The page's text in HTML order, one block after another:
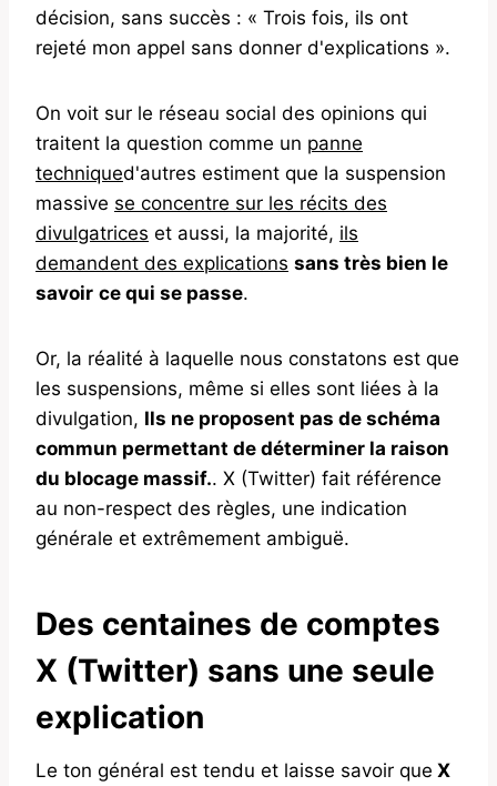
décision, sans succès : « Trois fois, ils ont
rejeté mon appel sans donner d'explications ».
On voit sur le réseau social des opinions qui
traitent la question comme un panne
techniqued'autres estiment que la suspension
massive se concentre sur les récits des
divulgatrices et aussi, la majorité, ils
demandent des explications sans très bien le
savoir ce qui se passe.
Or, la réalité à laquelle nous constatons est que
les suspensions, même si elles sont liées à la
divulgation, Ils ne proposent pas de schéma
commun permettant de déterminer la raison
du blocage massif.. X (Twitter) fait référence
au non-respect des règles, une indication
générale et extrêmement ambiguë.
Des centaines de comptes
X (Twitter) sans une seule
explication
Le ton général est tendu et laisse savoir que X